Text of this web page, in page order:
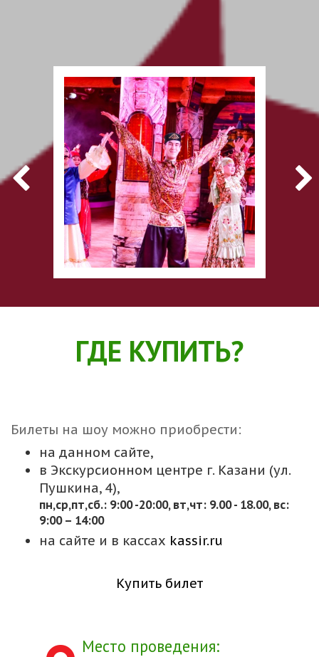
ГДЕ КУПИТЬ?
Билеты на шоу можно приобрести:
на данном сайте,
в Экскурсионном центре г. Казани (ул.
Пушкина, 4),
пн,cр,пт,сб.: 9:00 -20:00, вт,чт: 9.00 - 18.00, вс:
9:00 – 14:00
на сайте и в кассах kassir.ru
Купить билет
Место проведения: